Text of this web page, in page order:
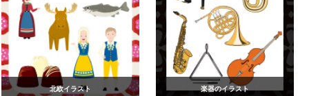
北欧イラスト 楽器のイラスト